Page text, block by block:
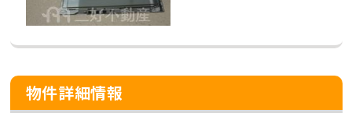
物件詳細情報